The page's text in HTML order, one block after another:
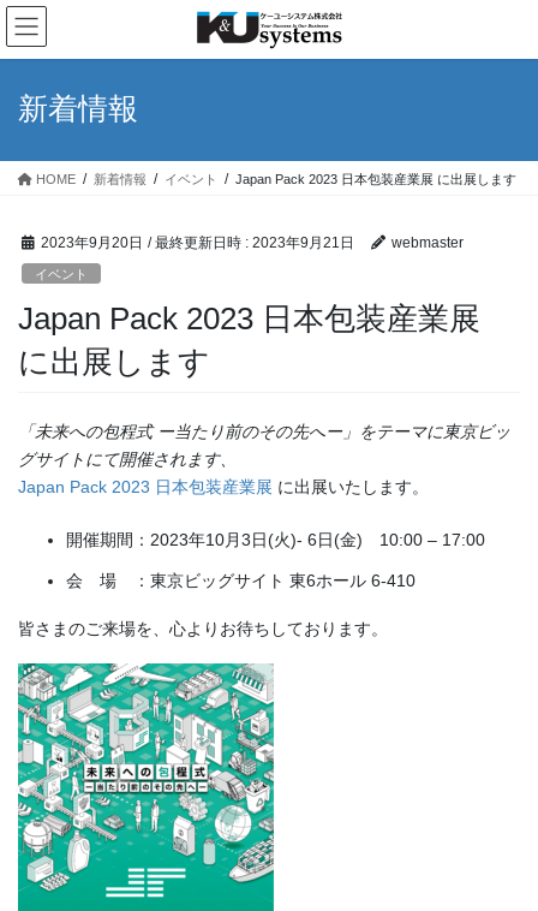
コ
ン
テ
ス
ナ
ビ
ゲ
ン
新着情報
HOME 新着情報 イベント Japan Pack 2023 日本包装産業展 に出展します
2023年9月20日 / 最終更新日時 : 2023年9月21日 webmaster
イベント
Japan Pack 2023 日本包装産業展
に出展します
「未来への包程式 ー当たり前のその先へー」をテーマに東京ビッ
グサイトにて開催されます、
Japan Pack 2023 日本包装産業展 に出展いたします。
開催期間：2023年10月3日(火)- 6日(金) 10:00 – 17:00
会 場 ：東京ビッグサイト 東6ホール 6-410
皆さまのご来場を、心よりお待ちしております。